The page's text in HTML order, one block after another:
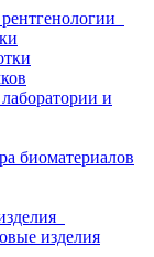
и
биоматериалов
изделия